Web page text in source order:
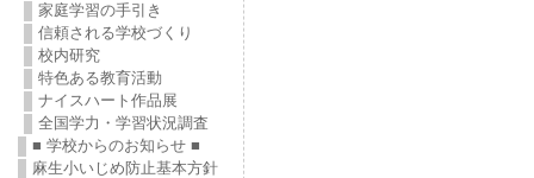
家庭学習の手引き
信頼される学校づくり
校内研究
特色ある教育活動
ナイスハート作品展
全国学力・学習状況調査
■ 学校からのお知らせ ■
麻生小いじめ防止基本方針